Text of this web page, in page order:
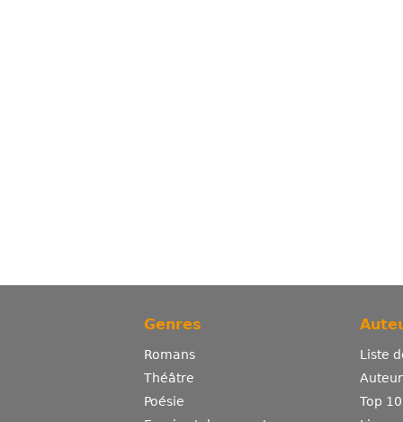
Genres
Romans
Théâtre
Poésie
Liste
Top